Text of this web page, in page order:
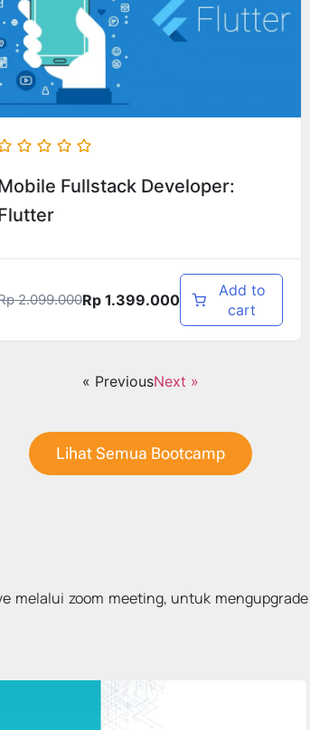
Fullstack Developer:
2.099.000Rp1.399.000
Add to
cart
« PreviousNext »
Lihat Semua Bootcamp
melalui zoom meeting, untuk